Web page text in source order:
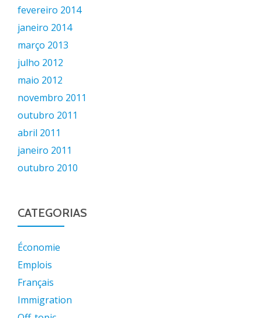
fevereiro 2014
janeiro 2014
março 2013
julho 2012
maio 2012
novembro 2011
outubro 2011
abril 2011
janeiro 2011
outubro 2010
CATEGORIAS
Économie
Emplois
Français
Immigration